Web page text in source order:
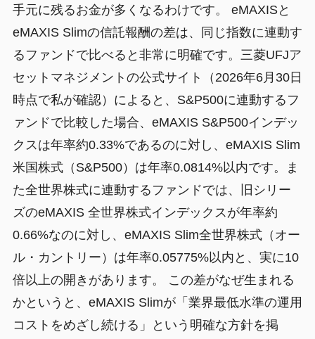
手元に残るお金が多くなるわけです。 eMAXISと
eMAXIS Slimの信託報酬の差は、同じ指数に連動す
るファンドで比べると非常に明確です。三菱UFJア
セットマネジメントの公式サイト（2026年6月30日
時点で私が確認）によると、S&P500に連動するフ
ァンドで比較した場合、eMAXIS S&P500インデッ
クスは年率約0.33%であるのに対し、eMAXIS Slim
米国株式（S&P500）は年率0.0814%以内です。ま
た全世界株式に連動するファンドでは、旧シリー
ズのeMAXIS 全世界株式インデックスが年率約
0.66%なのに対し、eMAXIS Slim全世界株式（オー
ル・カントリー）は年率0.05775%以内と、実に10
倍以上の開きがあります。 この差がなぜ生まれる
かというと、eMAXIS Slimが「業界最低水準の運用
コストをめざし続ける」という明確な方針を掲